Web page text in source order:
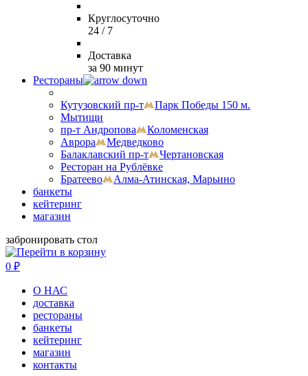
Круглосуточно
24 / 7
Доставка
за 90 минут
Рестораны
Кутузовский пр-т
Парк Победы 150 м.
Мытищи
пр-т Андропова
Коломенская
Аврора
Медведково
Балаклавский пр-т
Чертановская
Ресторан на Рублёвке
Братеево
Алма-Атинская, Марьино
банкеты
кейтеринг
магазин
забронировать стол
0 ₽
О НАС
доставка
рестораны
банкеты
кейтеринг
магазин
контакты